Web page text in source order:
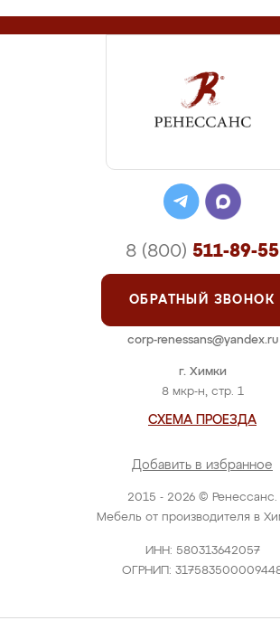
2015 - 2026 © Ренессанс.
Мебель от производителя в
ИНН: 580313642057
ОГРНИП:
г. Химки
8 мкр-н, стр. 1
СХЕМА ПРОЕЗДА
Добавить в избранное
8 (800) 511-89-55
ОБРАТНЫЙ ЗВОНОК
corp-renessans@yandex.ru